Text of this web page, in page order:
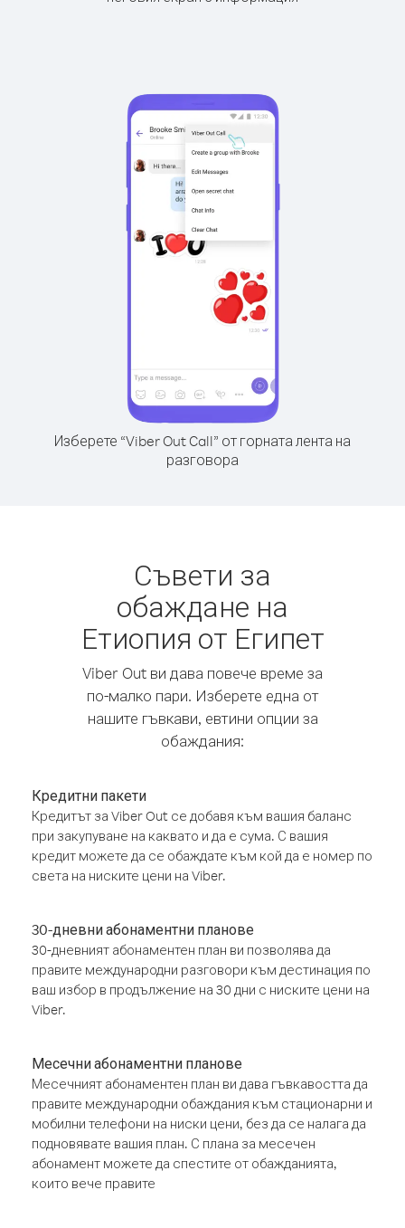
Изберете “Viber Out Call” от горната лента на
разговора
Съвети за
обаждане на
Етиопия от Египет
Viber Out ви дава повече време за
по-малко пари. Изберете една от
нашите гъвкави, евтини опции за
обаждания:
Кредитни пакети
Кредитът за Viber Out се добавя към вашия баланс
при закупуване на каквато и да е сума. С вашия
кредит можете да се обаждате към кой да е номер по
света на ниските цени на Viber.
30-дневни абонаментни планове
30-дневният абонаментен план ви позволява да
правите международни разговори към дестинация по
ваш избор в продължение на 30 дни с ниските цени на
Viber.
Месечни абонаментни планове
Месечният абонаментен план ви дава гъвкавостта да
правите международни обаждания към стационарни и
мобилни телефони на ниски цени, без да се налага да
подновявате вашия план. С плана за месечен
абонамент можете да спестите от обажданията,
които вече правите